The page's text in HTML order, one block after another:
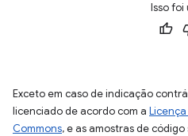
Isso foi
Exceto em caso de indicação
licenciado de acordo com a
Commons, e as amostras de